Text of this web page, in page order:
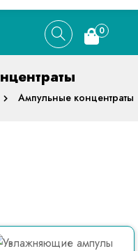
0
Ампульные концентраты